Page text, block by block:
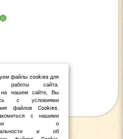
файлы cookies для
работы сайта.
на нашем сайте, Вы
с условиями
файлов Cookies.
с нашими
о
и об